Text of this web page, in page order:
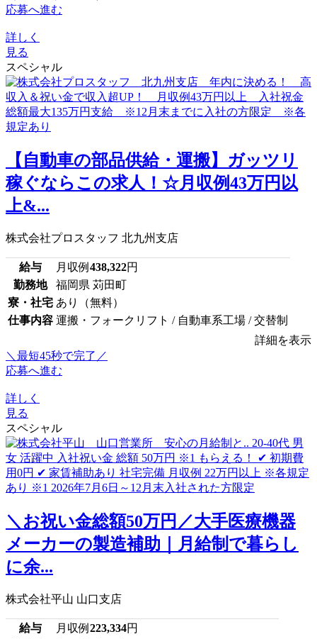
応募へ進む
詳しく
見る
スペシャル
【自動車の部品供給・運搬】ガッツリ
稼ぐならこの求人！☆月収例43万円以
上&...
株式会社プロスタッフ 北九州支店
給与 月収例 438,322円
勤務地
福岡県 苅田町
寮・社宅 あり（無料）
仕事内容 運搬・フォークリフト / 自動車系工場 / 交替制
詳細を表示
＼最短45秒で完了／
応募へ進む
詳しく
見る
スペシャル
＼お祝い金総額50万円／大手医療機器
メーカーの製造補助｜月給制で暮らし
に余...
株式会社平山 山口支店
給与 月収例 223,334円